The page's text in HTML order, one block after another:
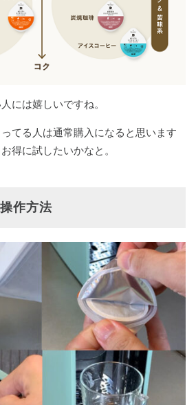
には嬉しいですね。
てる人は通常購入になると思います
得に試したいかなと。
作方法